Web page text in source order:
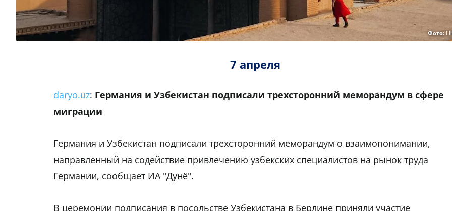
Фото:
7 апреля
daryo.uz: Германия и Узбекистан подписали трехсторонний меморандум в сфере
миграции
Германия и Узбекистан подписали трехсторонний меморандум о взаимопонимании,
направленный на содействие привлечению узбекских специалистов на рынок труда
Германии, сообщает ИА "Дунё".
В церемонии подписания в посольстве Узбекистана в Берлине приняли участие